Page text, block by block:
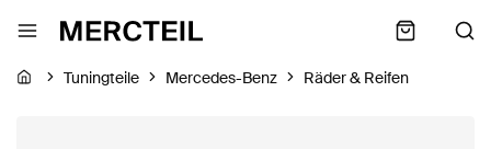
Tuningteile Mercedes-Benz Räder & Reifen